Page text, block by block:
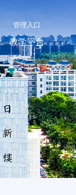
管理入口
教学平台